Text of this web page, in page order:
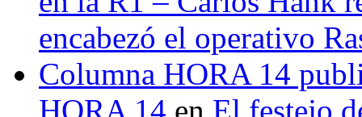
encabezó el operativo
Columna HORA 14